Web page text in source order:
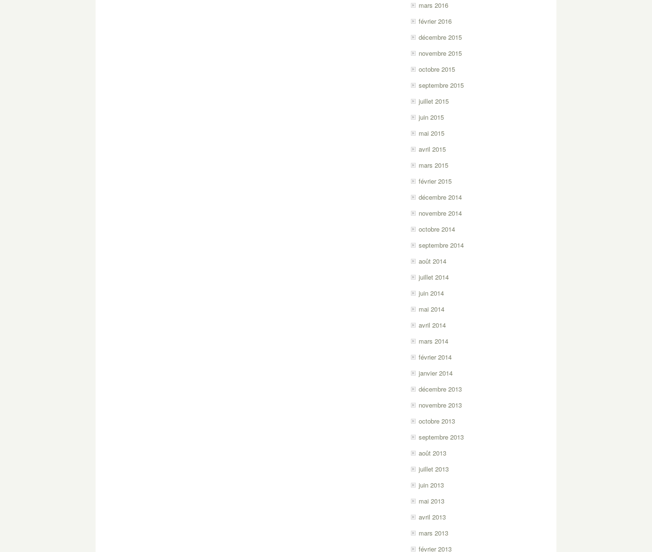
mars 2016
février 2016
décembre 2015
novembre 2015
octobre 2015
septembre 2015
juillet 2015
juin 2015
mai 2015
avril 2015
mars 2015
février 2015
décembre 2014
novembre 2014
octobre 2014
septembre 2014
août 2014
juillet 2014
juin 2014
mai 2014
avril 2014
mars 2014
février 2014
janvier 2014
décembre 2013
novembre 2013
octobre 2013
septembre 2013
août 2013
juillet 2013
juin 2013
mai 2013
avril 2013
mars 2013
février 2013